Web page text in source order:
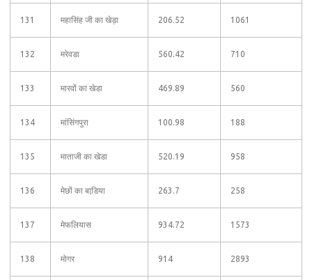
131 महासिंह जी का खेड़ा 206.52 1061
132 मरेवडा 560.42 710
133 मारवों का खेडा 469.89 560
134 मांसिंगपुरा 100.98 188
135 माताजी का खेडा 520.19 958
136 मेछों का बाडि़या 263.7 258
137 मेफलियास 934.72 1573
138 मोगर 914 2893